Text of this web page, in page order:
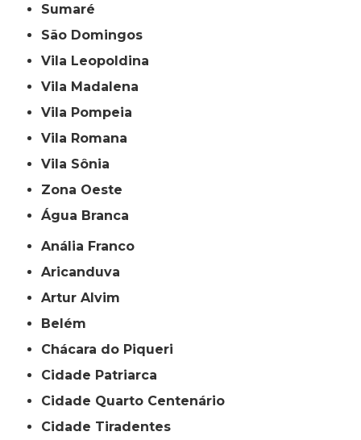
Sumaré
São Domingos
Vila Leopoldina
Vila Madalena
Vila Pompeia
Vila Romana
Vila Sônia
Zona Oeste
Água Branca
Anália Franco
Aricanduva
Artur Alvim
Belém
Chácara do Piqueri
Cidade Patriarca
Cidade Quarto Centenário
Cidade Tiradentes